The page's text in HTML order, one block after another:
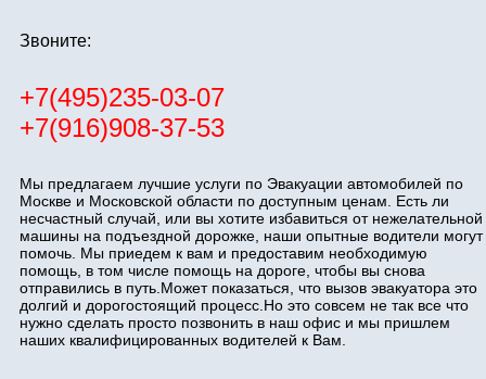
Звоните:
+7(495)235-03-07
+7(916)908-37-53
Мы предлагаем лучшие услуги по Эвакуации автомобилей по
Москве и Московской области по доступным ценам. Есть ли
несчастный случай, или вы хотите избавиться от нежелательной
машины на подъездной дорожке, наши опытные водители могут
помочь. Мы приедем к вам и предоставим необходимую
помощь, в том числе помощь на дороге, чтобы вы снова
отправились в путь.Может показаться, что вызов эвакуатора это
долгий и дорогостоящий процесс.Но это совсем не так все что
нужно сделать просто позвонить в наш офис и мы пришлем
наших квалифицированных водителей к Вам.